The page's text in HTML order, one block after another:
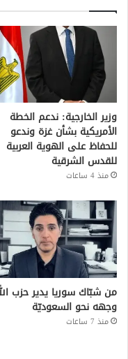
وزير الخارجية: ندعم الخطة
الأمريكية بشأن غزة وندعو
للحفاظ على الهوية العربية
للقدس الشرقية
منذ 4 ساعات
من شبّاك سوريا يدير حزب
وجهه نحو السعوديّة
منذ 7 ساعات